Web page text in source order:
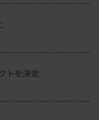
トを決定